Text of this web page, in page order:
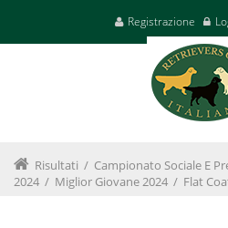
Registrazione
Risultati / Campionato Sociale E
2024 / Miglior Giovane 2024 / Flat